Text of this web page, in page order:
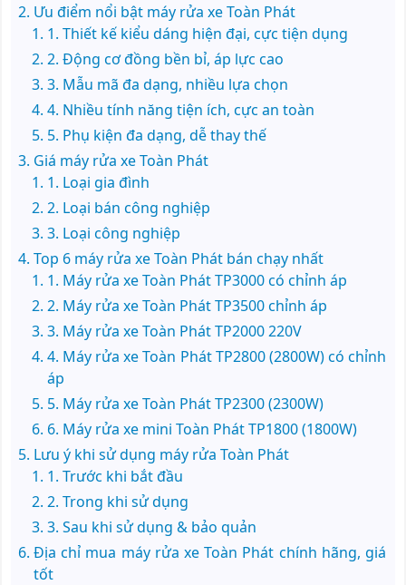
Ưu điểm nổi bật máy rửa xe Toàn Phát
1. Thiết kế kiểu dáng hiện đại, cực tiện dụng
2. Động cơ đồng bền bỉ, áp lực cao
3. Mẫu mã đa dạng, nhiều lựa chọn
4. Nhiều tính năng tiện ích, cực an toàn
5. Phụ kiện đa dạng, dễ thay thế
Giá máy rửa xe Toàn Phát
1. Loại gia đình
2. Loại bán công nghiệp
3. Loại công nghiệp
Top 6 máy rửa xe Toàn Phát bán chạy nhất
1. Máy rửa xe Toàn Phát TP3000 có chỉnh áp
2. Máy rửa xe Toàn Phát TP3500 chỉnh áp
3. Máy rửa xe Toàn Phát TP2000 220V
4. Máy rửa xe Toàn Phát TP2800 (2800W) có chỉnh
áp
5. Máy rửa xe Toàn Phát TP2300 (2300W)
6. Máy rửa xe mini Toàn Phát TP1800 (1800W)
Lưu ý khi sử dụng máy rửa Toàn Phát
1. Trước khi bắt đầu
2. Trong khi sử dụng
3. Sau khi sử dụng & bảo quản
Địa chỉ mua máy rửa xe Toàn Phát chính hãng, giá
tốt